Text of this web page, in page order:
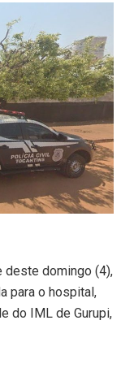
deste domingo (4),
para o hospital,
do IML de Gurupi,